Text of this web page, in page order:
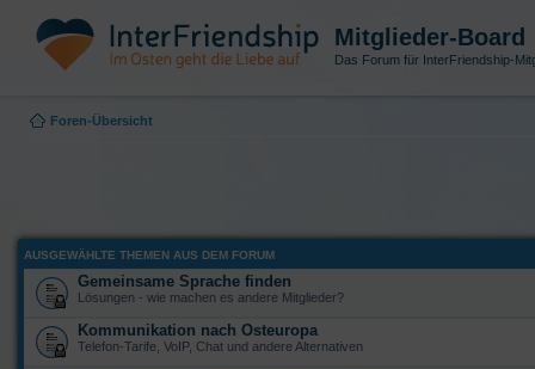
Mitglieder-Board
Das Forum für InterFriendship-
Foren-Übersicht
AUSGEWÄHLTE THEMEN AUS DEM FORUM
Gemeinsame Sprache finden
Lösungen - wie machen es andere Mitglieder?
Kommunikation nach Osteuropa
Telefon-Tarife, VoIP, Chat und andere Alternativen